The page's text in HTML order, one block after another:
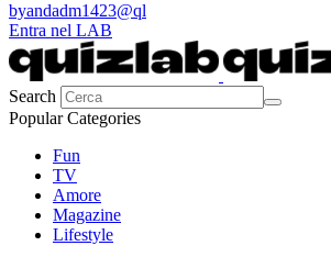
byandadm1423@ql
Entra nel LAB
Search
Popular Categories
Fun
TV
Amore
Magazine
Lifestyle